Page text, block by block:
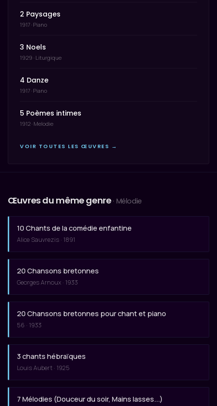
2 Paysages
1917 · Piano
3 Noels
1929 · Liturgique
4 Danze
1917 · Piano
5 Poèmes intimes
1912 · Melodie
VOIR TOUTES LES ŒUVRES →
Œuvres du même genre · Mélodie
10 Chants de la comédie enfantine
Alice Sauvrezis · 1891
20 Chansons bretonnes
Georges Arnoux · 1933
20 Chansons bretonnes pour chant et piano
56 · 1933
3 chants hébraïques
Louis Aubert · 1925
7 Mélodies (Douceur du soir, Mains lasses...)